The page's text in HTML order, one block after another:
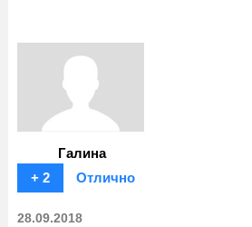
Галина
+ 2
Отлично
28.09.2018